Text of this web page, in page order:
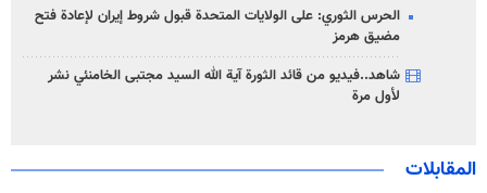
الحرس الثوري: على الولايات المتحدة قبول شروط إيران لإعادة فتح
مضيق هرمز
شاهد..فيديو من قائد الثورة آية الله السيد مجتبى الخامنئي نشر
لأول مرة
المقابلات